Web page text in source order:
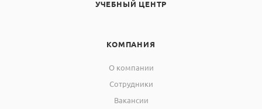
УЧЕБНЫЙ ЦЕНТР
КОМПАНИЯ
О компании
Сотрудники
Вакансии